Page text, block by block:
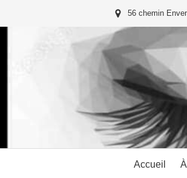
56 chemin
Accueil